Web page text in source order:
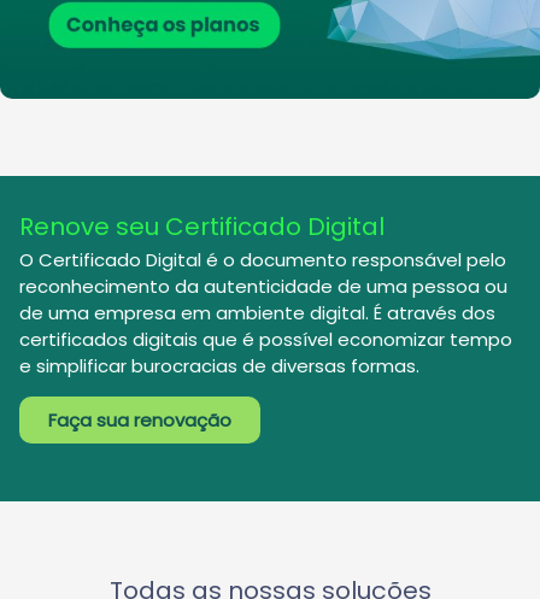
Renove seu Certificado Digital
O Certificado Digital é o documento responsável pelo
reconhecimento da autenticidade de uma pessoa ou
de uma empresa em ambiente digital. É através dos
certificados digitais que é possível economizar tempo
e simplificar burocracias de diversas formas.
Faça sua renovação
Todas as nossas soluções